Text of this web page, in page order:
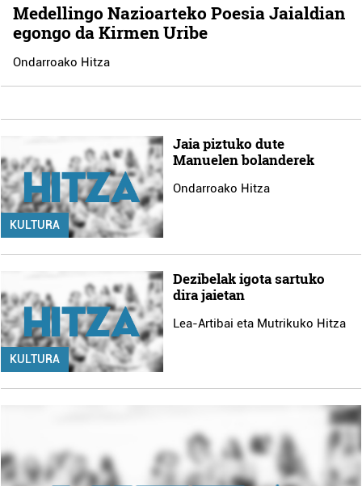
Medellingo Nazioarteko Poesia Jaialdian
egongo da Kirmen Uribe
Ondarroako Hitza
KULTURA
Jaia piztuko dute
Manuelen bolanderek
Ondarroako Hitza
KULTURA
Dezibelak igota sartuko
dira jaietan
Lea-Artibai eta Mutrikuko Hitza